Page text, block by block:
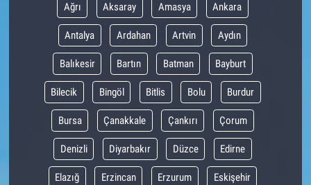
Ağrı Aksaray Amasya Ankara
Antalya Ardahan Artvin Aydın
Balıkesir Bartın Batman Bayburt
Bilecik Bingöl Bitlis Bolu Burdur
Bursa Çanakkale Çankırı Çorum
Denizli Diyarbakır Düzce Edirne
Elazığ Erzincan Erzurum Eskişehir